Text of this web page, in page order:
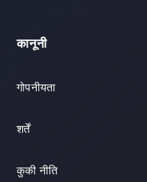
कानूनी
गोपनीयता
शर्तें
कुकी नीति